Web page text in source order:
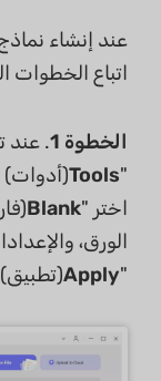
اتباع الخطوات
الخطوة 1
"
Tools(أدوات)
اختر "Blank
الورق،
"
Apply